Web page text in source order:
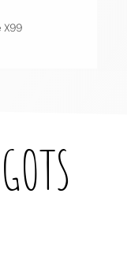
X99